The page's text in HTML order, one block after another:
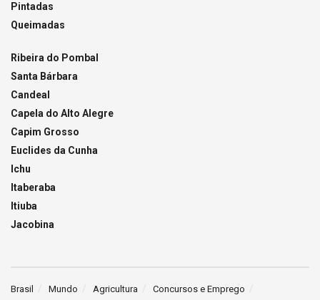
Pintadas
Queimadas
Ribeira do Pombal
Santa Bárbara
Candeal
Capela do Alto Alegre
Capim Grosso
Euclides da Cunha
Ichu
Itaberaba
Itiuba
Jacobina
Brasil Mundo Agricultura Concursos e Emprego